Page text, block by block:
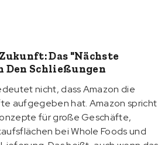
Das "nächste
Den Schließungen
nicht, dass Amazon die
aufgegeben hat. Amazon spricht
für große Geschäfte,
bei Whole Foods und